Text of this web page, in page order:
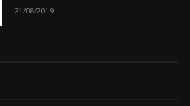
21/08/2019